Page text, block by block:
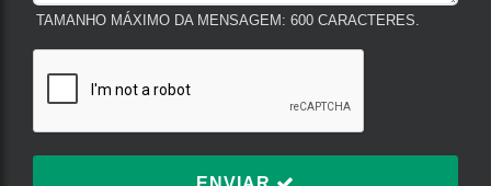
TAMANHO MÁXIMO DA MENSAGEM: 600 CARACTERES.